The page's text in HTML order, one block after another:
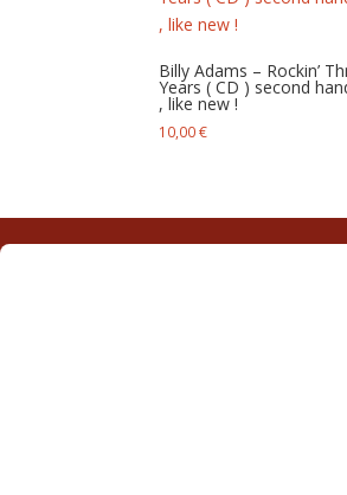
Billy Adams – Rockin’
Years ( CD ) second
, like new !
10,00€